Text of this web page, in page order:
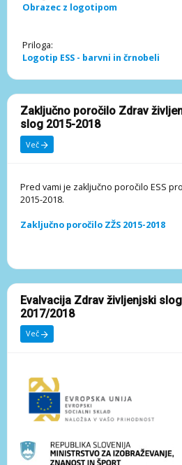
Obrazec z logotipom
Priloga:
Logotip ESS - barvni in črnobeli
Zaključno poročilo Zdrav
slog 2015-2018
Več
Pred vami je zaključno poročilo ESS
2015-2018.
Zaključno poročilo ZŽS 2015-2018
Evalvacija Zdrav življenjski slog
2017/2018
Več